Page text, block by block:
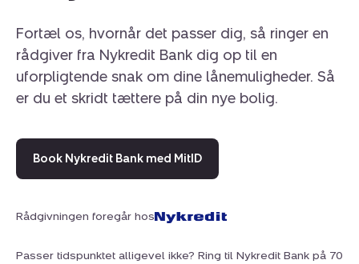
Fortæl os, hvornår det passer dig, så ringer en
rådgiver fra Nykredit Bank dig op til en
uforpligtende snak om dine lånemuligheder. Så
er du et skridt tættere på din nye bolig.
Book Nykredit Bank med MitID
Rådgivningen foregår hos
Passer tidspunktet alligevel ikke? Ring til Nykredit Bank på 70